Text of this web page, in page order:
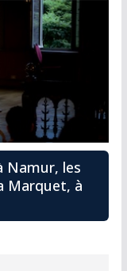
Namur, les
Marquet, à